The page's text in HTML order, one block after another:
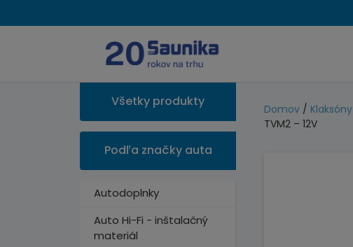
Všetky produkty
Podľa značky auta
Autodoplnky
Auto Hi-Fi - inštalačný
materiál
Domov / Klaksóny
TVM2 – 12V